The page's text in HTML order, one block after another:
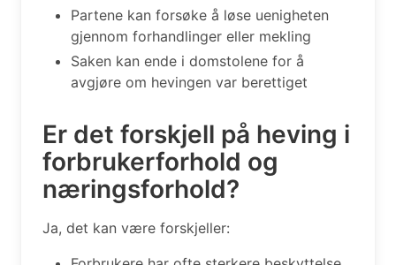
Partene kan forsøke å løse uenigheten
gjennom forhandlinger eller mekling
Saken kan ende i domstolene for å
avgjøre om hevingen var berettiget
Er det forskjell på heving i
forbrukerforhold og
næringsforhold?
Ja, det kan være forskjeller: